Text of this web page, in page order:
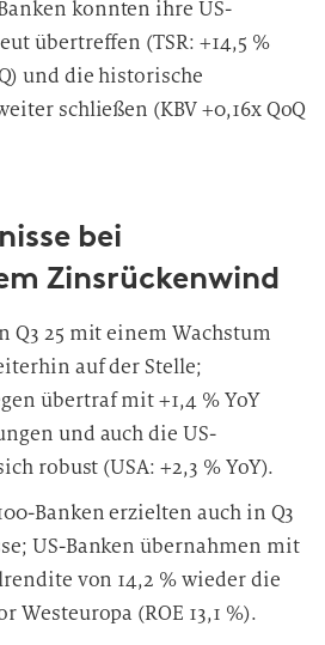
konnten ihre US-
übertreffen (TSR: +14,5 %
und die historische
schließen (KBV +0,16x QoQ
bei
Zinsrückenwind
Q3 25 mit einem Wachstum
auf der Stelle;
übertraf mit +1,4 % YoY
und auch die US-
robust (USA: +2,3 % YoY).
Banken erzielten auch in Q3
US-Banken übernahmen mit
von 14,2 % wieder die
Westeuropa (ROE 13,1 %).